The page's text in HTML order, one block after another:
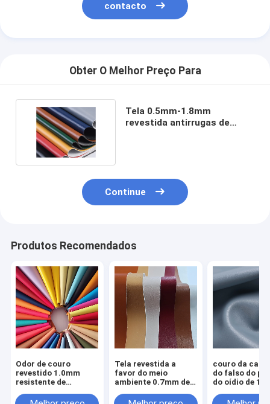
contacto
Obter O Melhor Preço Para
Tela 0.5mm-1.8mm
revestida antirrugas de
Continue
Produtos Recomendados
Odor de couro
revestido 1.0mm
resistente de
micro fibra anti
Tela revestida a
favor do meio
ambiente 0.7mm de
roupa jardas de tela
couro da
do falso do
do oídio de
largura